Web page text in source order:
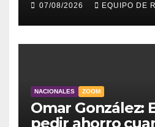
damnificadas
07/08/2026 EQUIPO DE
NACIONALES ZOOM
Omar González:
pedir ahorro